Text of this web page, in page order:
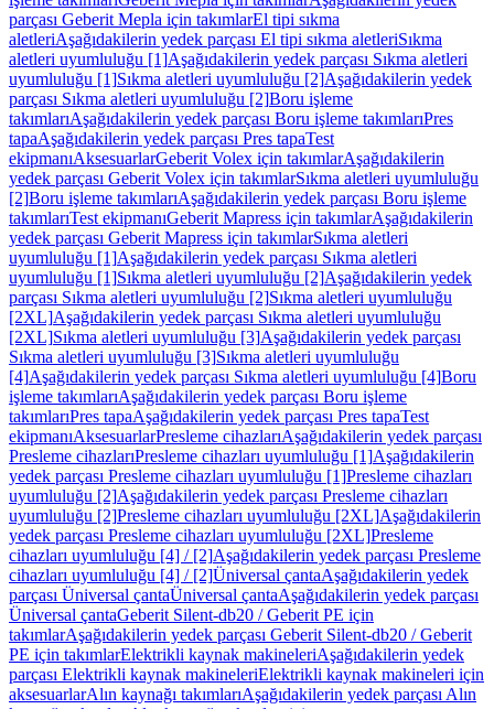
parçası Geberit Mepla için takımlarEl tipi sıkma
aletleriAşağıdakilerin yedek parçası El tipi sıkma aletleriSıkma
aletleri uyumluluğu [1]Aşağıdakilerin yedek parçası Sıkma aletleri
uyumluluğu [1]Sıkma aletleri uyumluluğu [2]Aşağıdakilerin yedek
parçası Sıkma aletleri uyumluluğu [2]Boru işleme
takımlarıAşağıdakilerin yedek parçası Boru işleme takımlarıPres
tapaAşağıdakilerin yedek parçası Pres tapaTest
ekipmanıAksesuarlarGeberit Volex için takımlarAşağıdakilerin
yedek parçası Geberit Volex için takımlarSıkma aletleri uyumluluğu
[2]Boru işleme takımlarıAşağıdakilerin yedek parçası Boru işleme
takımlarıTest ekipmanıGeberit Mapress için takımlarAşağıdakilerin
yedek parçası Geberit Mapress için takımlarSıkma aletleri
uyumluluğu [1]Aşağıdakilerin yedek parçası Sıkma aletleri
uyumluluğu [1]Sıkma aletleri uyumluluğu [2]Aşağıdakilerin yedek
parçası Sıkma aletleri uyumluluğu [2]Sıkma aletleri uyumluluğu
[2XL]Aşağıdakilerin yedek parçası Sıkma aletleri uyumluluğu
[2XL]Sıkma aletleri uyumluluğu [3]Aşağıdakilerin yedek parçası
Sıkma aletleri uyumluluğu [3]Sıkma aletleri uyumluluğu
[4]Aşağıdakilerin yedek parçası Sıkma aletleri uyumluluğu [4]Boru
işleme takımlarıAşağıdakilerin yedek parçası Boru işleme
takımlarıPres tapaAşağıdakilerin yedek parçası Pres tapaTest
ekipmanıAksesuarlarPresleme cihazlarıAşağıdakilerin yedek parçası
Presleme cihazlarıPresleme cihazları uyumluluğu [1]Aşağıdakilerin
yedek parçası Presleme cihazları uyumluluğu [1]Presleme cihazları
uyumluluğu [2]Aşağıdakilerin yedek parçası Presleme cihazları
uyumluluğu [2]Presleme cihazları uyumluluğu [2XL]Aşağıdakilerin
yedek parçası Presleme cihazları uyumluluğu [2XL]Presleme
cihazları uyumluluğu [4] / [2]Aşağıdakilerin yedek parçası Presleme
cihazları uyumluluğu [4] / [2]Üniversal çantaAşağıdakilerin yedek
parçası Üniversal çantaÜniversal çantaAşağıdakilerin yedek parçası
Üniversal çantaGeberit Silent-db20 / Geberit PE için
takımlarAşağıdakilerin yedek parçası Geberit Silent-db20 / Geberit
PE için takımlarElektrikli kaynak makineleriAşağıdakilerin yedek
parçası Elektrikli kaynak makineleriElektrikli kaynak makineleri için
aksesuarlarAlın kaynağı takımlarıAşağıdakilerin yedek parçası Alın